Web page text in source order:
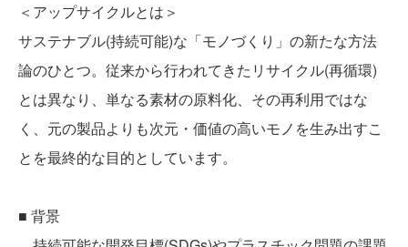
＜アップサイクルとは＞
サステナブル(持続可能)な「モノづくり」の新たな方法
論のひとつ。従来から行われてきたリサイクル(再循環)
とは異なり、単なる素材の原料化、その再利用ではな
く、元の製品よりも次元・価値の高いモノを生み出すこ
とを最終的な目的としています。
■ 背景